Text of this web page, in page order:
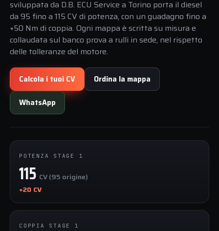
sviluppata da D.B. ECU Service a Torino porta il diesel
da 95 fino a 115 CV di potenza, con un guadagno fino a
+50 Nm di coppia. Ogni mappa è scritta su misura e
collaudata sul banco prova a rulli in sede, nel rispetto
delle tolleranze del motore.
Calcola i tuoi CV Ordina la mappa
WhatsApp
POTENZA STAGE 1
115 CV (95 origine)
+20 CV
COPPIA STAGE 1